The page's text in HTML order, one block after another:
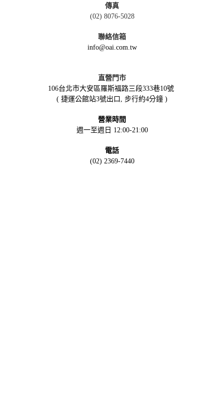
傳真
(02) 8076-5028
聯絡信箱
info@oai.com.tw
直營門市
106台北市大安區羅斯福路三段333巷10號
( 捷運公館站3號出口, 步行約4分鐘 )
營業時間
週一至週日 12:00-21:00
電話
(02) 2369-7440